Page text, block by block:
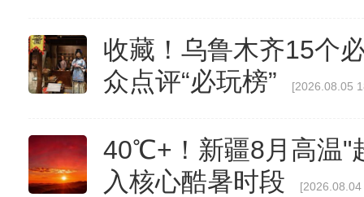
收藏！乌鲁木齐15个
众点评“必玩榜”
[2026.08.05
40℃+！新疆8月高温"
入核心酷暑时段